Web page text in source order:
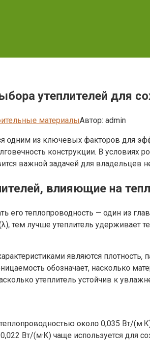
утеплителей для
материалыАвтор: admin
одним из ключевых факторов для
конструкции. В
важной задачей для владельцев
влияющие на
его теплопроводность — один из
тем лучше утеплитель
являются плотность,
обозначает, насколько
утеплитель устойчив к
около 0,035 Вт/
Вт/(м·К) чаще используется для